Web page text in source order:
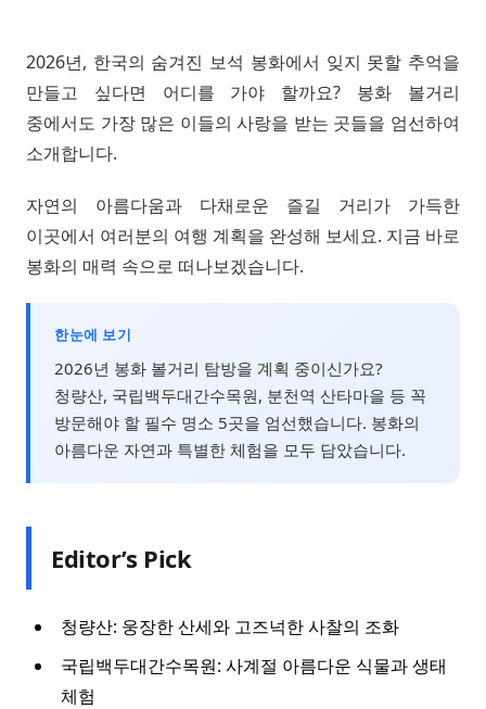
2026년, 한국의 숨겨진 보석 봉화에서 잊지 못할 추억을
만들고 싶다면 어디를 가야 할까요? 봉화 볼거리
중에서도 가장 많은 이들의 사랑을 받는 곳들을 엄선하여
소개합니다.
자연의 아름다움과 다채로운 즐길 거리가 가득한
이곳에서 여러분의 여행 계획을 완성해 보세요. 지금 바로
봉화의 매력 속으로 떠나보겠습니다.
한눈에 보기
2026년 봉화 볼거리 탐방을 계획 중이신가요?
청량산, 국립백두대간수목원, 분천역 산타마을 등 꼭
방문해야 할 필수 명소 5곳을 엄선했습니다. 봉화의
아름다운 자연과 특별한 체험을 모두 담았습니다.
Editor’s Pick
청량산: 웅장한 산세와 고즈넉한 사찰의 조화
국립백두대간수목원: 사계절 아름다운 식물과 생태
체험